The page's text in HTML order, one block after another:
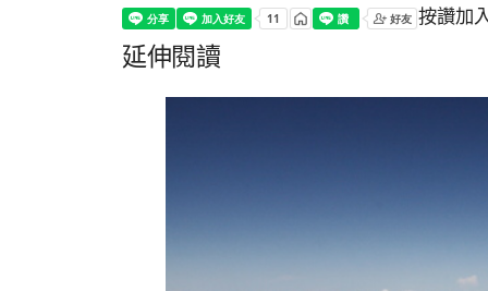
按讚加
延伸閱讀